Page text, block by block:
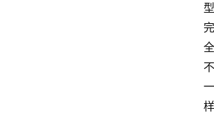
型
完
全
不
一
样